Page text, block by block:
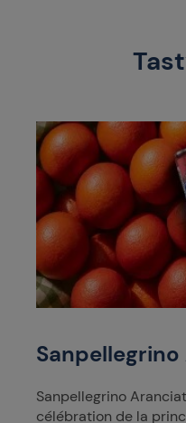
Sanpellegrino
célébration de la